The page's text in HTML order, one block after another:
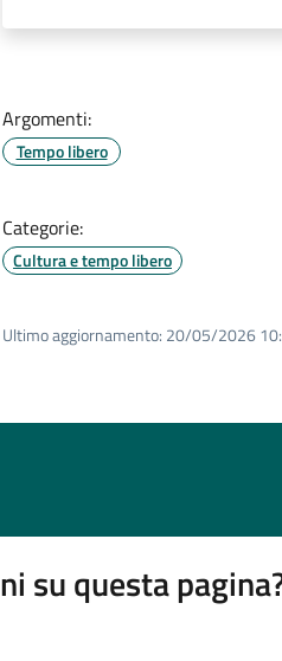
Argomenti:
Tempo libero
Categorie:
Cultura e tempo libero
Ultimo aggiornamento: 20/05/2026
su questa